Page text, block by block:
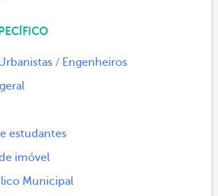
/ Engenheiros
estudantes
imóvel
Municipal